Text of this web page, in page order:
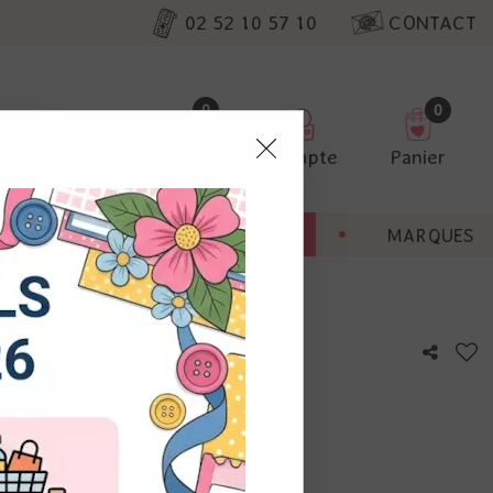
02 52 10 57 10 CONTACT
0
Compte
0
Panier
BONNES AFFAIRES MARQUES
- Picnic cloth
avis !
nos
non
Vous
à droite